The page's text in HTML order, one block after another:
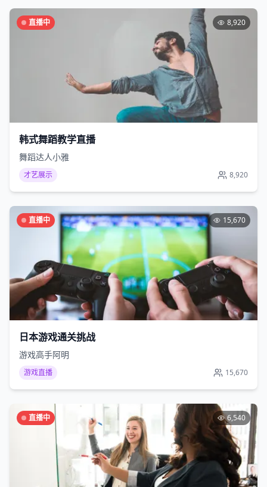
直播中 8,920
韩式舞蹈教学直播
舞蹈达人小雅
才艺展示 8,920
直播中 15,670
日本游戏通关挑战
游戏高手阿明
游戏直播 15,670
直播中 6,540